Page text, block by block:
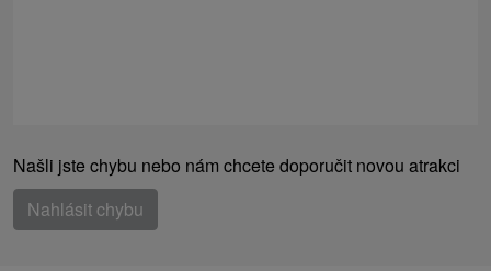
Našli jste chybu nebo nám chcete doporučit novou atrakci
Nahlásit chybu